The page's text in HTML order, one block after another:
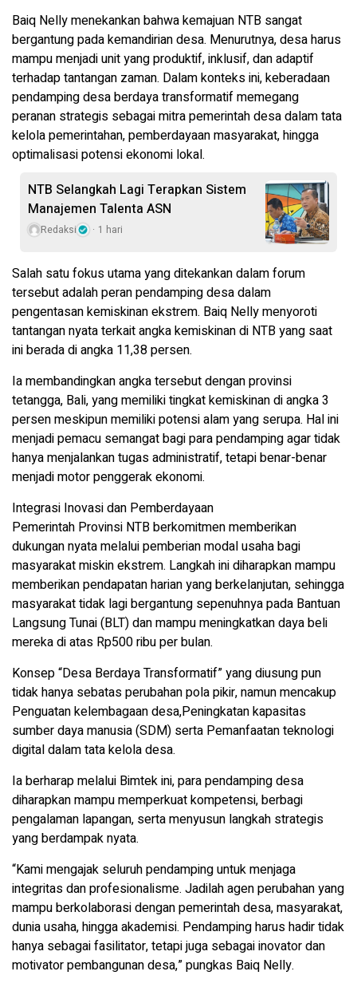
Baiq Nelly menekankan bahwa kemajuan NTB sangat
bergantung pada kemandirian desa. Menurutnya, desa harus
mampu menjadi unit yang produktif, inklusif, dan adaptif
terhadap tantangan zaman. Dalam konteks ini, keberadaan
pendamping desa berdaya transformatif memegang
peranan strategis sebagai mitra pemerintah desa dalam tata
kelola pemerintahan, pemberdayaan masyarakat, hingga
optimalisasi potensi ekonomi lokal.
NTB Selangkah Lagi Terapkan Sistem
Manajemen Talenta ASN
Redaksi 1 hari
Salah satu fokus utama yang ditekankan dalam forum
tersebut adalah peran pendamping desa dalam
pengentasan kemiskinan ekstrem. Baiq Nelly menyoroti
tantangan nyata terkait angka kemiskinan di NTB yang saat
ini berada di angka 11,38 persen.
Ia membandingkan angka tersebut dengan provinsi
tetangga, Bali, yang memiliki tingkat kemiskinan di angka 3
persen meskipun memiliki potensi alam yang serupa. Hal ini
menjadi pemacu semangat bagi para pendamping agar tidak
hanya menjalankan tugas administratif, tetapi benar-benar
menjadi motor penggerak ekonomi.
Integrasi Inovasi dan Pemberdayaan
Pemerintah Provinsi NTB berkomitmen memberikan
dukungan nyata melalui pemberian modal usaha bagi
masyarakat miskin ekstrem. Langkah ini diharapkan mampu
memberikan pendapatan harian yang berkelanjutan, sehingga
masyarakat tidak lagi bergantung sepenuhnya pada Bantuan
Langsung Tunai (BLT) dan mampu meningkatkan daya beli
mereka di atas Rp500 ribu per bulan.
Konsep “Desa Berdaya Transformatif” yang diusung pun
tidak hanya sebatas perubahan pola pikir, namun mencakup
Penguatan kelembagaan desa,Peningkatan kapasitas
sumber daya manusia (SDM) serta Pemanfaatan teknologi
digital dalam tata kelola desa.
Ia berharap melalui Bimtek ini, para pendamping desa
diharapkan mampu memperkuat kompetensi, berbagi
pengalaman lapangan, serta menyusun langkah strategis
yang berdampak nyata.
“Kami mengajak seluruh pendamping untuk menjaga
integritas dan profesionalisme. Jadilah agen perubahan yang
mampu berkolaborasi dengan pemerintah desa, masyarakat,
dunia usaha, hingga akademisi. Pendamping harus hadir tidak
hanya sebagai fasilitator, tetapi juga sebagai inovator dan
motivator pembangunan desa,” pungkas Baiq Nelly.